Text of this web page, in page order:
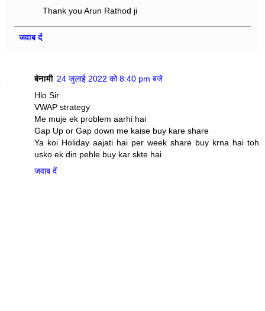
Thank you Arun Rathod ji
जवाब दें
बेनामी 24 जुलाई 2022 को 8:40 pm बजे
Hlo Sir
VWAP strategy
Me muje ek problem aarhi hai
Gap Up or Gap down me kaise buy kare share
Ya koi Holiday aajati hai per week share buy krna hai toh
usko ek din pehle buy kar skte hai
जवाब दें